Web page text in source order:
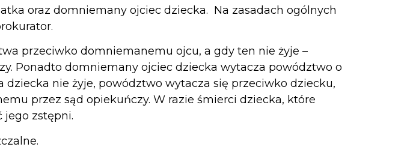
oraz domniemany ojciec dziecka. Na zasadach ogólnych
przeciwko domniemanemu ojcu, a gdy ten nie żyje –
Ponadto domniemany ojciec dziecka wytacza powództwo o
nie żyje, powództwo wytacza się przeciwko dziecku,
przez sąd opiekuńczy. W razie śmierci dziecka, które
jego zstępni.